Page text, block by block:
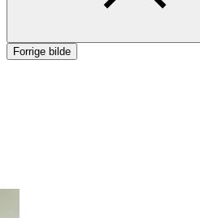
Aktiviteter
Forrige bilde